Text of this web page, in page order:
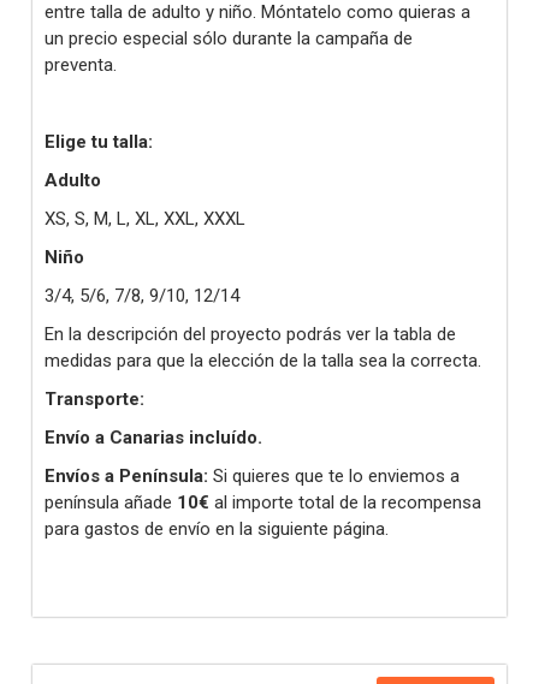
entre talla de adulto y niño. Móntatelo como quieras a
un precio especial sólo durante la campaña de
preventa.
Elige tu talla:
Adulto
XS, S, M, L, XL, XXL, XXXL
Niño
3/4, 5/6, 7/8, 9/10, 12/14
En la descripción del proyecto podrás ver la tabla de
medidas para que la elección de la talla sea la correcta.
Transporte:
Envío a Canarias incluído.
Envíos a Península: Si quieres que te lo enviemos a
península añade 10€ al importe total de la recompensa
para gastos de envío en la siguiente página.